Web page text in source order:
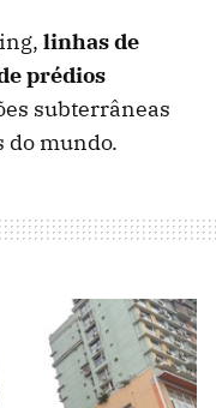
linhas de
prédios
subterrâneas
do mundo.